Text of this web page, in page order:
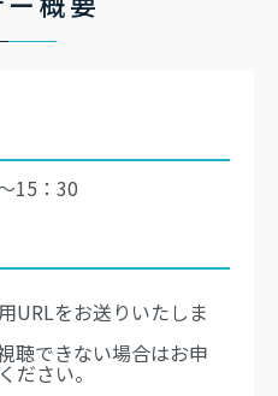
15：30
URLをお送りいたしま
聴できない場合はお申
ださい。